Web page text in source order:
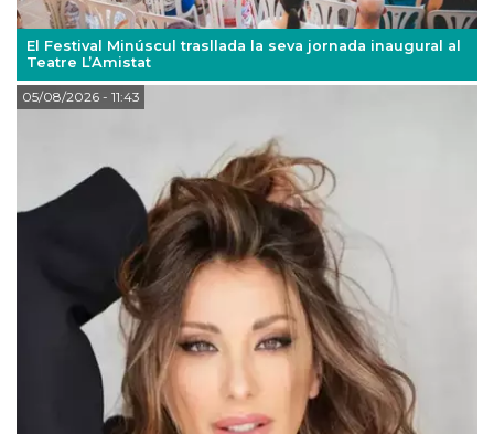
El Festival Minúscul trasllada la seva jornada inaugural al
Teatre L’Amistat
05/08/2026- 11:43